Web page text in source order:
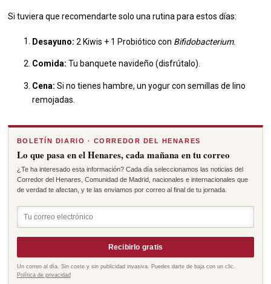
Si tuviera que recomendarte solo una rutina para estos días:
Desayuno: 2 Kiwis + 1 Probiótico con Bifidobacterium.
Comida: Tu banquete navideño (disfrútalo).
Cena: Si no tienes hambre, un yogur con semillas de lino
remojadas.
BOLETÍN DIARIO · CORREDOR DEL HENARES
Lo que pasa en el Henares, cada mañana en tu correo
¿Te ha interesado esta información? Cada día seleccionamos las noticias del
Corredor del Henares, Comunidad de Madrid, nacionales e internacionales que
de verdad te afectan, y te las enviamos por correo al final de tu jornada.
Recibirlo gratis
Un correo al día. Sin coste y sin publicidad invasiva. Puedes darte de baja con un clic.
Política de privacidad